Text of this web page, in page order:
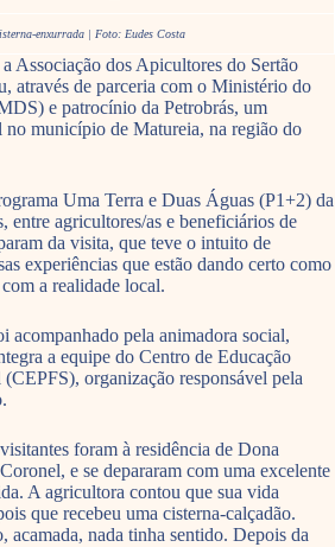
enxurrada | Foto: Eudes Costa
Associação dos Apicultores do Sertão
através de parceria com o Ministério do
e patrocínio da Petrobrás, um
município de Matureia, na região do
Uma Terra e Duas Águas (P1+2) da
entre agricultores/as e beneficiários de
da visita, que teve o intuito de
experiências que estão dando certo como
a realidade local.
acompanhado pela animadora social,
a equipe do Centro de Educação
organização responsável pela
foram à residência de Dona
e se depararam com uma excelente
A agricultora contou que sua vida
que recebeu uma cisterna-calçadão.
acamada, nada tinha sentido. Depois da